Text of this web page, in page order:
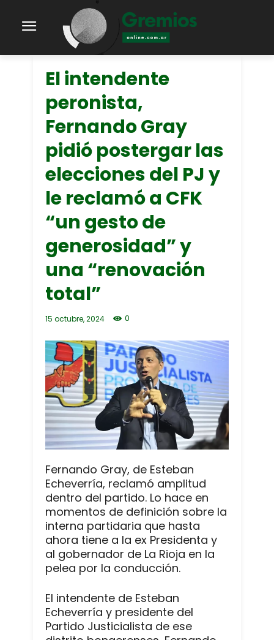
El intendente
peronista,
Fernando Gray
pidió postergar las
elecciones del PJ y
le reclamó a CFK
“un gesto de
generosidad” y
una “renovación
total”
15 octubre, 2024 0
Fernando Gray, de Esteban
Echeverría, reclamó amplitud
dentro del partido. Lo hace en
momentos de definición sobre la
interna partidaria que hasta
ahora tiene a la ex Presidenta y
al gobernador de La Rioja en la
pelea por la conducción.
El intendente de Esteban
Echeverría y presidente del
Partido Justicialista de ese